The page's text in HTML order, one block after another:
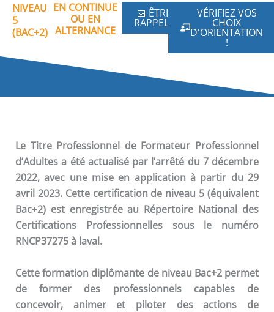
NIVEAU
5
(BAC+2)
EN CONTINUE
OU EN
ALTERNANCE
📅 ÊTRE
RAPPELÉ
VÉRIFIEZ VOS
CHOIX
D'ORIENTATION
!
Le Titre Professionnel de Formateur Professionnel
d’Adultes a été actualisé par l’arrêté du 7 décembre
2022, avec une mise en application à partir du 29
avril 2023. Cette certification de niveau 5 (équivalent
Bac+2) est enregistrée au Répertoire National des
Certifications Professionnelles sous le numéro
RNCP37275 à laval.
Cette formation diplômante de niveau Bac+2 permet
de former des professionnels capables de
concevoir, animer et piloter des actions de